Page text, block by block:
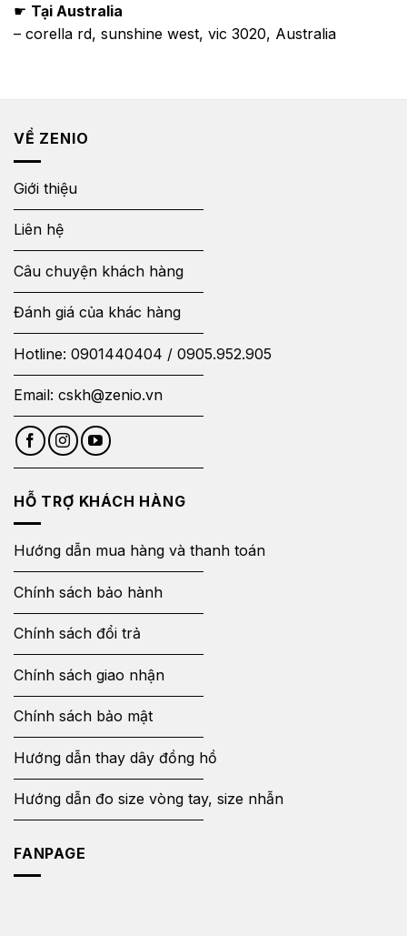
☛ Tại Australia
– corella rd, sunshine west, vic 3020, Australia
VỀ ZENIO
Giới thiệu
Liên hệ
Câu chuyện khách hàng
Đánh giá của khác hàng
Hotline: 0901440404 / 0905.952.905
Email: cskh@zenio.vn
HỖ TRỢ KHÁCH HÀNG
Hướng dẫn mua hàng và thanh toán
Chính sách bảo hành
Chính sách đổi trả
Chính sách giao nhận
Chính sách bảo mật
Hướng dẫn thay dây đồng hồ
Hướng dẫn đo size vòng tay, size nhẫn
FANPAGE